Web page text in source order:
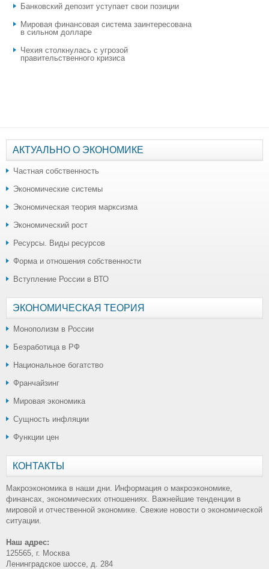
​Банковский депозит уступает свои позиции
Мировая финансовая система заинтересована
в сильном долларе
Чехия столкнулась с угрозой
правительственного кризиса
АКТУАЛЬНО О ЭКОНОМИКЕ
Частная собственность
Экономические системы
Экономическая теория марксизма
Экономический рост
Ресурсы. Виды ресурсов
Форма и отношения собственности
Вступление России в ВТО
ЭКОНОМИЧЕСКАЯ ТЕОРИЯ
Монополизм в России
Безработица в РФ
Национальное богатство
Франчайзинг
Мировая экономика
Сущность инфляции
Функции цен
КОНТАКТЫ
Макроэкономика в наши дни. Информация о макроэкономике,
финансах, экономических отношениях. Важнейшие тенденции в
мировой и отчественной экономике. Свежие новости о экономической
ситуации.
Наш адрес:
125565, г. Москва
Ленинградское шоссе, д. 284